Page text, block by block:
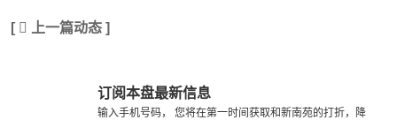
[  上一篇动态 ]
订阅本盘最新信息
输入手机号码， 您将在第一时间获取和新南苑的打折，降